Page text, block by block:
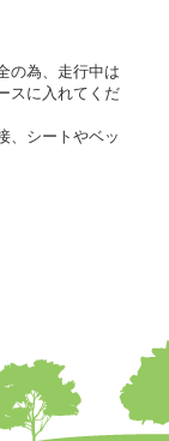
を求め、又
いものとし
ない場合
予約を取消
場合の予約
示をせず、
その運転者
いとき。 ②
の為、走行中は
スに入れてくだ
、シートやベッ